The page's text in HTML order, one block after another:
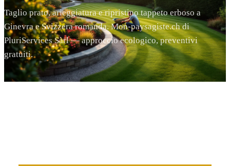
Taglio prato, arieggiatura e ripristino tappeto erboso a
Ginevra e Svizzera romanda. Mon-paysagiste.ch di
PluriServices Sàrl — approccio ecologico, preventivi
gratuiti.